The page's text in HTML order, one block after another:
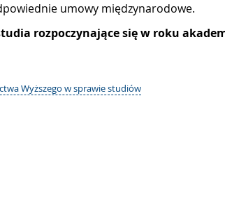
umowy międzynarodowe.
rozpoczynające się w roku
Wyższego w sprawie studiów